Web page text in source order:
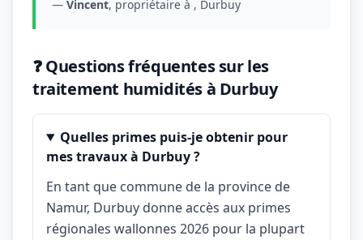
— Vincent, propriétaire à , Durbuy
❓ Questions fréquentes sur les
traitement humidités à Durbuy
Quelles primes puis-je obtenir pour
mes travaux à Durbuy ?
En tant que commune de la province de
Namur, Durbuy donne accès aux primes
régionales wallonnes 2026 pour la plupart